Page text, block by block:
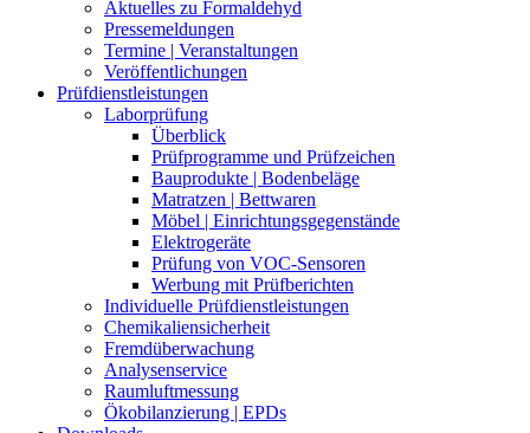
Aktuelles zu Formaldehyd
Pressemeldungen
Termine | Veranstaltungen
Veröffentlichungen
Prüfdienstleistungen
Laborprüfung
Überblick
Prüfprogramme und Prüfzeichen
Bauprodukte | Bodenbeläge
Matratzen | Bettwaren
Möbel | Einrichtungsgegenstände
Elektrogeräte
Prüfung von VOC-Sensoren
Werbung mit Prüfberichten
Individuelle Prüfdienstleistungen
Chemikaliensicherheit
Fremdüberwachung
Analysenservice
Raumluftmessung
Ökobilanzierung | EPDs